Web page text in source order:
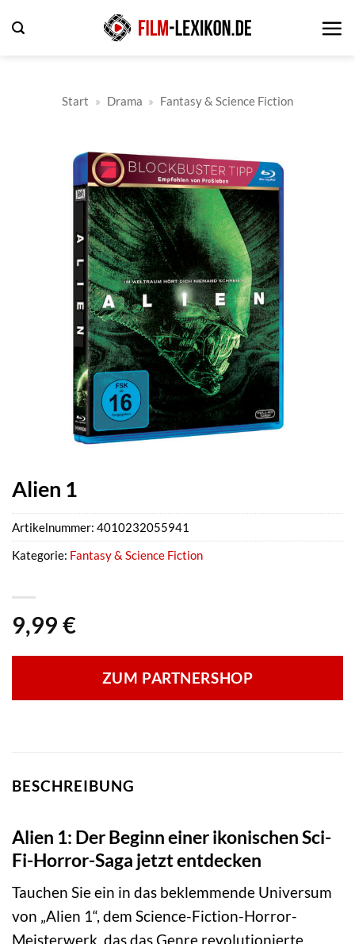
Inhalt
Start » Drama » Fantasy & Science Fiction
Alien 1
9,99 €
ZUM PARTNERSHOP
Artikelnummer: 4010232055941
Kategorie: Fantasy & Science Fiction
BESCHREIBUNG
Alien 1: Der Beginn einer ikonischen Sci-
Fi-Horror-Saga jetzt entdecken
Tauchen Sie ein in das beklemmende Universum
von „Alien 1“, dem Science-Fiction-Horror-
Meisterwerk, das das Genre revolutionierte.